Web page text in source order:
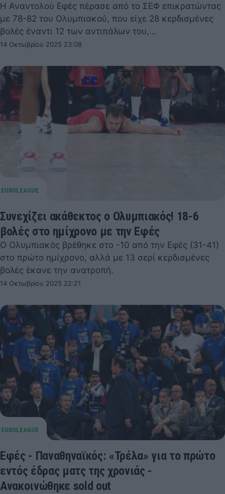
Η Αναντολού Εφές πέρασε από το ΣΕΦ επικρατώντας
με 78-82 του Ολυμπιακού, που είχε 28 κερδισμένες
βολές έναντι 12 των αντιπάλων του,…
14 Οκτωβρίου 2025 23:08
Συνεχίζει ακάθεκτος ο Ολυμπιακός! 18-6
βολές στο ημίχρονο με την Εφές
Ο Ολυμπιακός βρέθηκε στο -10 από την Εφές (31-41)
στο πρώτο ημίχρονο, αλλά με 13 σερί κερδισμένες
βολές έκανε την ανατροπή.
14 Οκτωβρίου 2025 22:21
Εφές - Παναθηναϊκός: «Τρέλα» για το πρώτο
εντός έδρας ματς της χρονιάς -
Ανακοινώθηκε sold out